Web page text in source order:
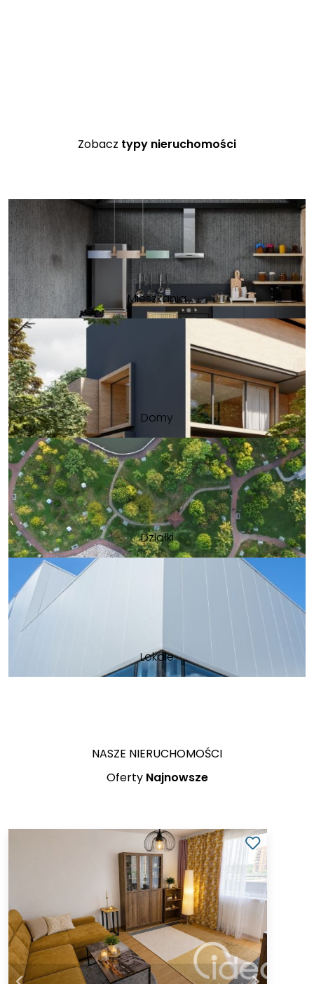
Zobacz typy nieruchomości
Mieszkania
Domy
Działki
Lokale
NASZE NIERUCHOMOŚCI
Oferty Najnowsze